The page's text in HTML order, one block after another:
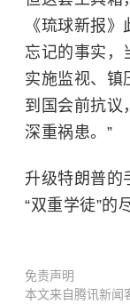
《琉球新报
忘记的事实，
实施监视、镇
到国会前抗议
深重祸患。”
升级特朗普的
“双重学徒”
免责声明
本文来自腾讯新闻